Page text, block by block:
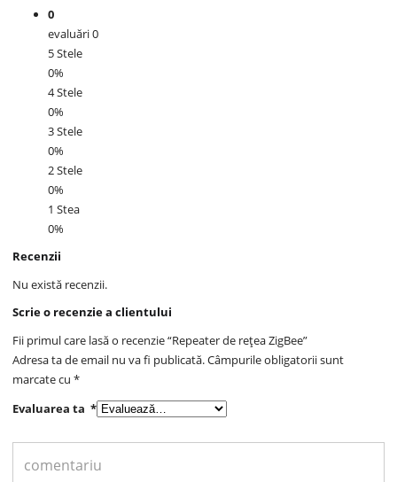
0
evaluări 0
5 Stele
0%
4 Stele
0%
3 Stele
0%
2 Stele
0%
1 Stea
0%
Recenzii
Nu există recenzii.
Scrie o recenzie a clientului
Fii primul care lasă o recenzie “Repeater de rețea ZigBee”
Adresa ta de email nu va fi publicată.Câmpurile obligatorii sunt
marcate cu*
Evaluarea ta*